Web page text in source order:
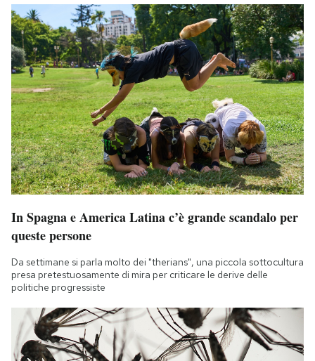
In Spagna e America Latina c’è grande scandalo per
queste persone
Da settimane si parla molto dei "therians", una piccola sottocultura
presa pretestuosamente di mira per criticare le derive delle
politiche progressiste